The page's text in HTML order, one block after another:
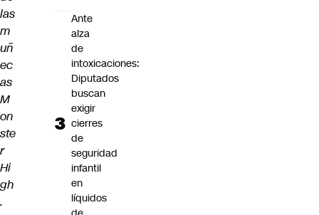
las
m
uñ
ec
as
M
on
ste
r
Hi
gh
.
Ante
alza
de
intoxicaciones:
Diputados
buscan
exigir
cierres
de
seguridad
infantil
en
líquidos